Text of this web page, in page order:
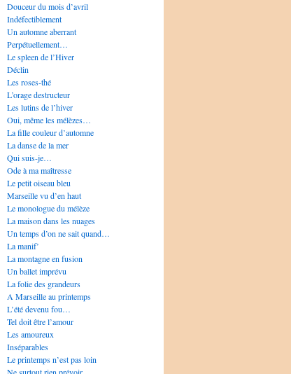
Douceur du mois d’avril
Indéfectiblement
Un automne aberrant
Perpétuellement…
Le spleen de l’Hiver
Déclin
Les roses-thé
L’orage destructeur
Les lutins de l’hiver
Oui, même les mélèzes…
La fille couleur d’automne
La danse de la mer
Qui suis-je…
Ode à ma maîtresse
Le petit oiseau bleu
Marseille vu d’en haut
Le monologue du mélèze
La maison dans les nuages
Un temps d’on ne sait quand…
La manif’
La montagne en fusion
Un ballet imprévu
La folie des grandeurs
A Marseille au printemps
L’été devenu fou…
Tel doit être l’amour
Les amoureux
Inséparables
Le printemps n’est pas loin